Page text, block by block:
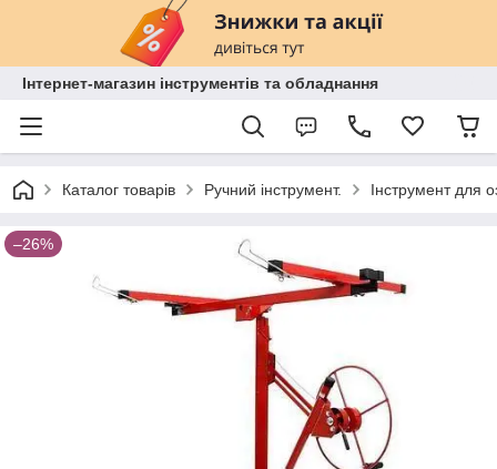
Інтернет-магазин інструментів та обладнання
Каталог товарів Ручний інструмент. Інструмент для
–26%